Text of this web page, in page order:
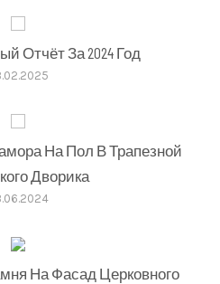
Отчёт За 2024 Год
На Пол В Трапезной
Дворика
На Фасад Церковного